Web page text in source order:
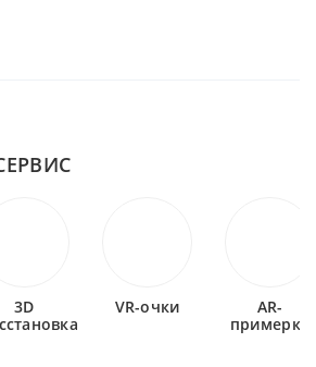
3D
VR-очки
AR-
примерка